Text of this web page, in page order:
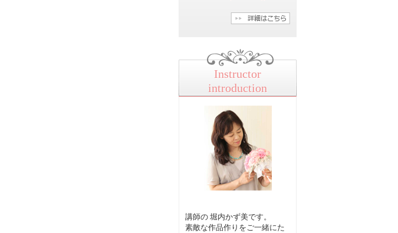
Instructor
introduction
講師の 堀内かず美です。
素敵な作品作りをご一緒にた